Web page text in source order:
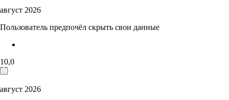
август 2026
Пользователь предпочёл скрыть свои данные
10,0
август 2026